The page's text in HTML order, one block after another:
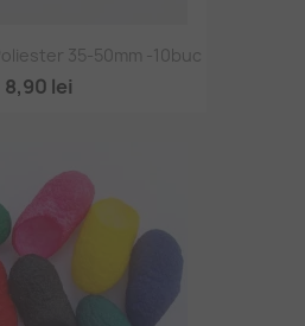
35-50mm -10buc
8,90 lei